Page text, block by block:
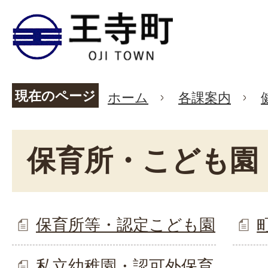
現在のページ ホーム 各課案内
保育所・こども園
保育所等・認定こども園